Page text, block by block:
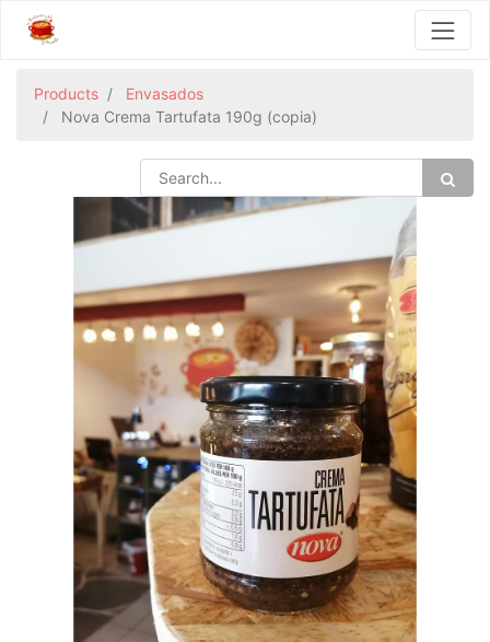
Products
Envasados
Nova Crema Tartufata 190g (copia)